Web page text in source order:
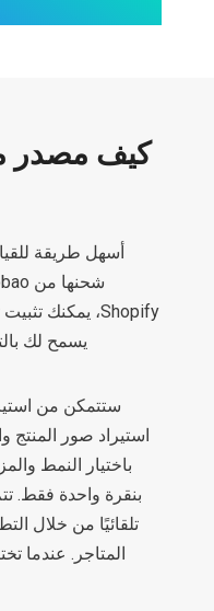
كيف مصدر
أسهل طريقة
يسمح لك
ستتمكن من
استيراد صور المنتج
باختيار النمط
بنقرة واحدة فقط.
تلقائيًا من خلال
المتاجر. عندما